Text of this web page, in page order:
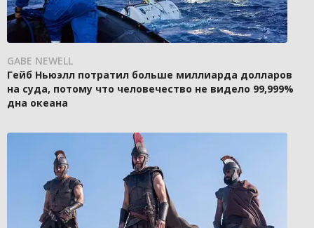
GABE NEWELL
Гейб Ньюэлл потратил больше миллиарда долларов
на суда, потому что человечество не видело 99,999%
дна океана